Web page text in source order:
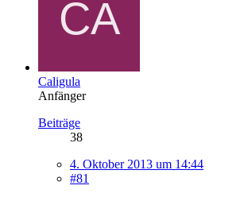
Caligula
Anfänger
Beiträge
38
4. Oktober 2013 um 14:44
#81